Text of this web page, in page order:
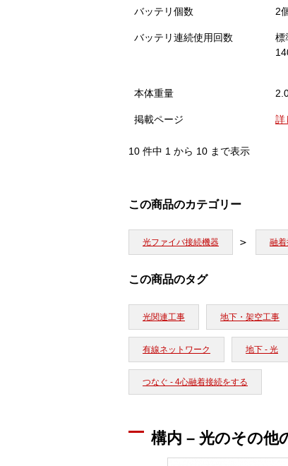
バッテリ個数 2
バッテリ連続使用回数
標
本体重量
掲載ページ 詳
10 件中 1 から 10 まで表示
この商品のカテゴリー
光ファイバ接続機器 融
この商品のタグ
光関連工事 地下・架空工事
有線ネットワーク 地下 - 光
つなぐ - 4心融着接続をする
構内 – 光のその他